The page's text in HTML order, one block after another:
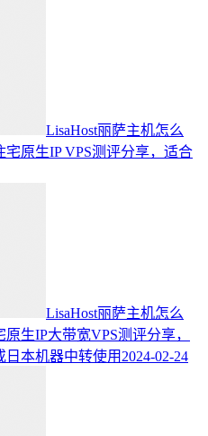
LisaHost丽萨主机怎么
宅原生IP VPS测评分享，适合
LisaHost丽萨主机怎么
生IP大带宽VPS测评分享，
本机器中转使用 2024-02-24